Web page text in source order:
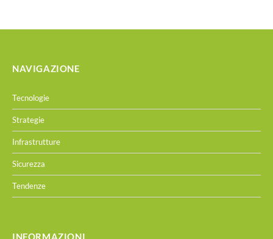
NAVIGAZIONE
Tecnologie
Strategie
Infrastrutture
Sicurezza
Tendenze
INFORMAZIONI